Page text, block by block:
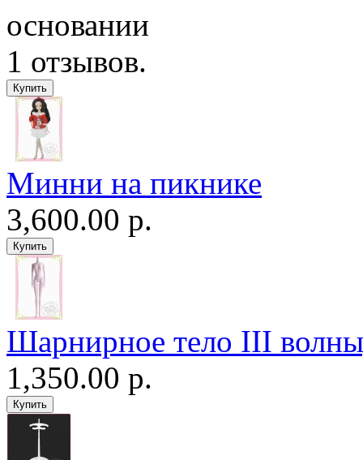
Минни на пикнике
3,600.00 р.
Шарнирное тело III
1,350.00 р.